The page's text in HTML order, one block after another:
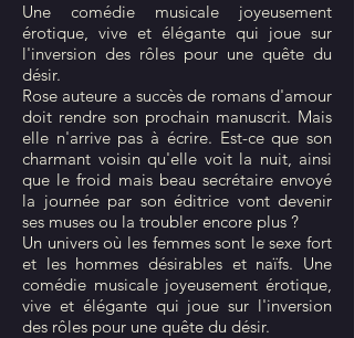
Une comédie musicale joyeusement
érotique, vive et élégante qui joue sur
l'inversion des rôles pour une quête du
désir.
Rose auteure a succès de romans d'amour
doit rendre son prochain manuscrit. Mais
elle n'arrive pas à écrire. Est-ce que son
charmant voisin qu'elle voit la nuit, ainsi
que le froid mais beau secrétaire envoyé
la journée par son éditrice vont devenir
ses muses ou la troubler encore plus ?
Un univers où les femmes sont le sexe fort
et les hommes désirables et naïfs. Une
comédie musicale joyeusement érotique,
vive et élégante qui joue sur l'inversion
des rôles pour une quête du désir.